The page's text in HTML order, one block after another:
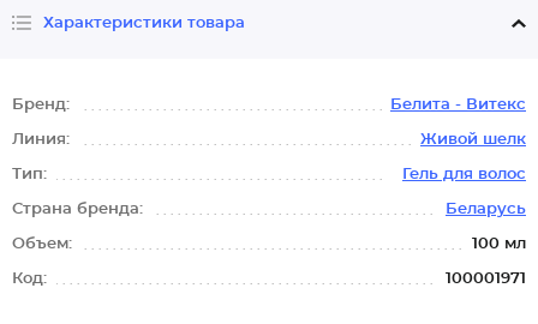
Характеристики товара
Бренд: Белита - Витекс
Линия: Живой шелк
Тип: Гель для волос
Страна бренда: Беларусь
Объем: 100 мл
Код: 100001971